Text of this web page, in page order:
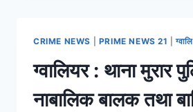
CRIME NEWS PRIME NEWS 21 |
ग्वालियर : थाना मुरार
नाबालिक बालक तथा